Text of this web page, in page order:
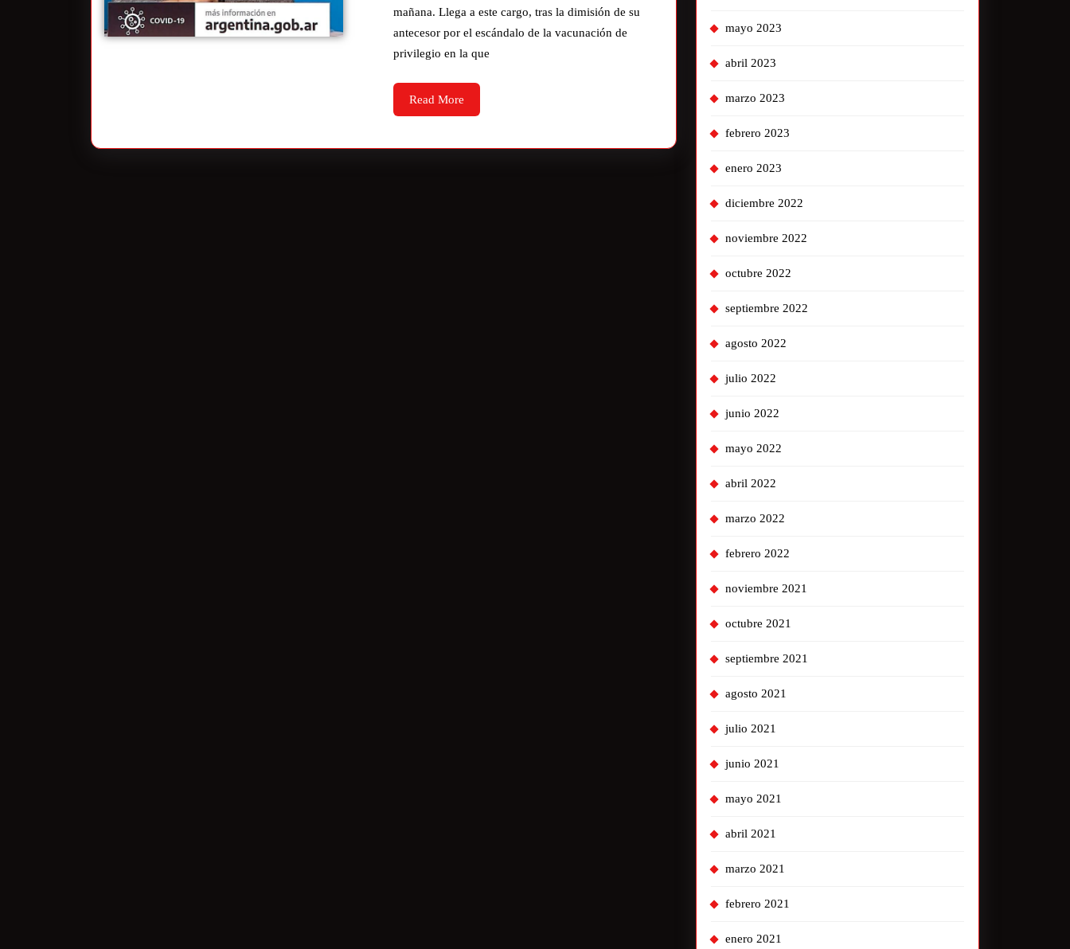
mañana. Llega a este cargo, tras la dimisión de su
antecesor por el escándalo de la vacunación de
privilegio en la que
Read More
mayo 2023
abril 2023
marzo 2023
febrero 2023
enero 2023
diciembre 2022
noviembre 2022
octubre 2022
septiembre 2022
agosto 2022
julio 2022
junio 2022
mayo 2022
abril 2022
marzo 2022
febrero 2022
noviembre 2021
octubre 2021
septiembre 2021
agosto 2021
julio 2021
junio 2021
mayo 2021
abril 2021
marzo 2021
febrero 2021
enero 2021